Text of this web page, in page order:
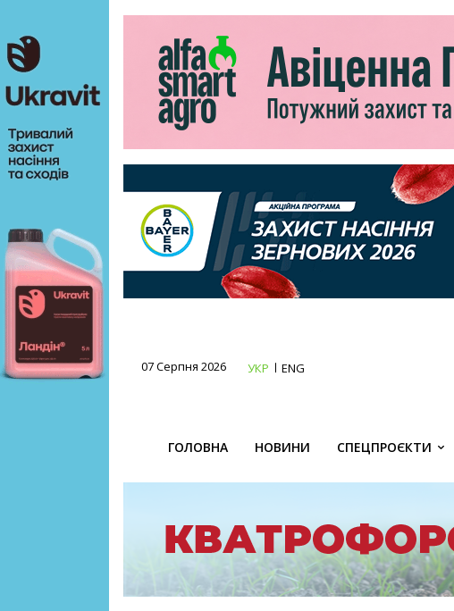
07 Серпня 2026 УКР ENG
ГОЛОВНА НОВИНИ СПЕЦПРОЄКТИ